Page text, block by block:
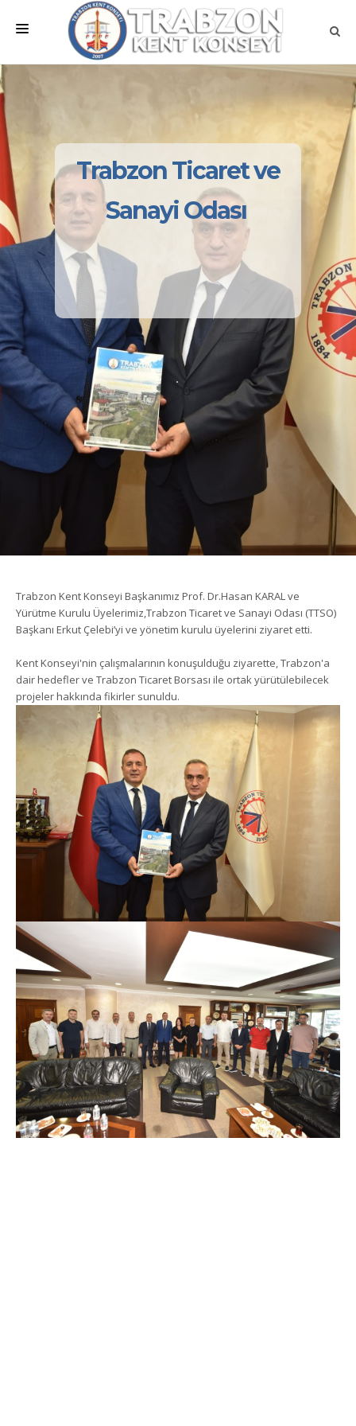
MEVZUATLAR
MECLİSLER
ÇALIŞMA GRUPLARI
İLETİŞİM
Trabzon Ticaret ve
Sanayi Odası
Trabzon Kent Konseyi Başkanımız Prof. Dr.Hasan KARAL ve
Yürütme Kurulu Üyelerimiz,Trabzon Ticaret ve Sanayi Odası (TTSO)
Başkanı Erkut Çelebi’yi ve yönetim kurulu üyelerini ziyaret etti.
Kent Konseyi'nin çalışmalarının konuşulduğu ziyarette, Trabzon'a
dair hedefler ve Trabzon Ticaret Borsası ile ortak yürütülebilecek
projeler hakkında fikirler sunuldu.